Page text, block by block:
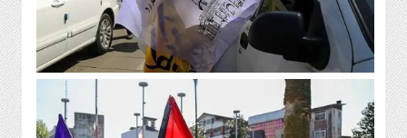
روز
بین
الملل
شورا
و
شهرداری